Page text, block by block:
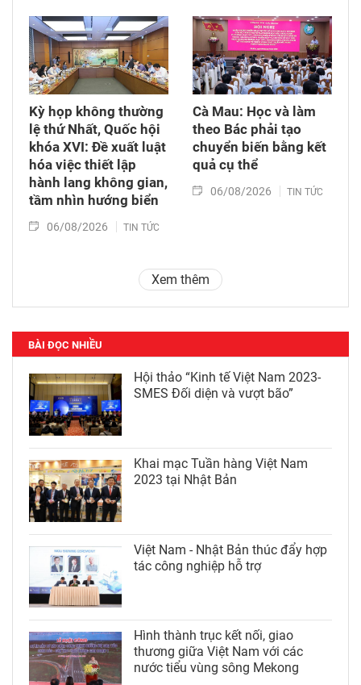
Kỳ họp không thường
lệ thứ Nhất, Quốc hội
khóa XVI: Đề xuất luật
hóa việc thiết lập
hành lang không gian,
tầm nhìn hướng biển
06/08/2026 TIN TỨC
Cà Mau: Học và làm
theo Bác phải tạo
chuyển biến bằng kết
quả cụ thể
06/08/2026 TIN TỨC
Xem thêm
BÀI ĐỌC NHIỀU
Hội thảo “Kinh tế Việt Nam 2023-
SMES Đối diện và vượt bão”
Khai mạc Tuần hàng Việt Nam
2023 tại Nhật Bản
Việt Nam - Nhật Bản thúc đẩy hợp
tác công nghiệp hỗ trợ
Hình thành trục kết nối, giao
thương giữa Việt Nam với các
nước tiểu vùng sông Mekong